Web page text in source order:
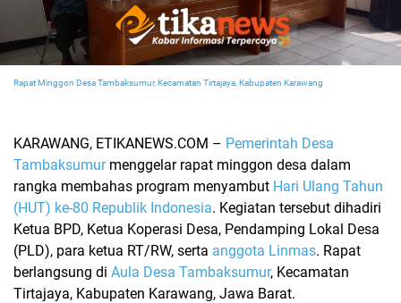
Rapat Minggon Desa Tambaksumur,Kecamatan Tirtajaya Kabupaten Karawang
KARAWANG, ETIKANEWS.COM – Pemerintah Desa
Tambaksumurmenggelar rapat minggon desa dalam
rangka membahas program menyambut Hari Ulang Tahun
(HUT) ke-80 Republik Indonesia. Kegiatan tersebut dihadiri
Ketua BPD, Ketua Koperasi Desa, Pendamping Lokal Desa
(PLD), para ketua RT/RW, serta anggota Linmas. Rapat
berlangsung di Aula Desa Tambaksumur, Kecamatan
Tirtajaya, Kabupaten Karawang, Jawa Barat.